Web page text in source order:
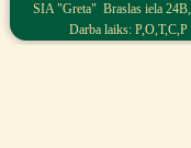
SIA "Greta" Braslas iela
Darba laiks: P,O,T,C,P